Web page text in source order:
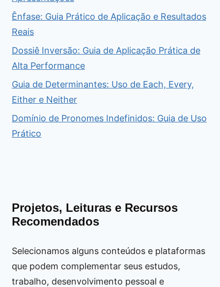
Ênfase: Guia Prático de Aplicação e Resultados
Reais
Dossiê Inversão: Guia de Aplicação Prática de
Alta Performance
Guia de Determinantes: Uso de Each, Every,
Either e Neither
Domínio de Pronomes Indefinidos: Guia de Uso
Prático
Projetos, Leituras e Recursos
Recomendados
Selecionamos alguns conteúdos e plataformas
que podem complementar seus estudos,
trabalho, desenvolvimento pessoal e